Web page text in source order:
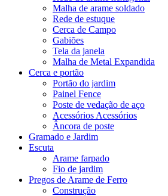
Malha de arame soldado
Rede de estuque
Cerca de Campo
Gabiões
Tela da janela
Malha de Metal Expandida
Cerca e portão
Portão do jardim
Painel Fence
Poste de vedação de aço
Acessórios Acessórios
Âncora de poste
Gramado e Jardim
Escuta
Arame farpado
Fio de jardim
Pregos de Arame de Ferro
Construção